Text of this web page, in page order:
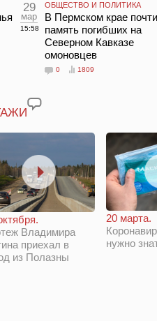
29
мар
15:58
ОБЩЕСТВО И ПОЛИТИКА
В Пермском крае
память погибших на
Северном Кавказе
омоновцев
0 1809
Владимира
приехал в
из Полазны
20 марта.
нужно